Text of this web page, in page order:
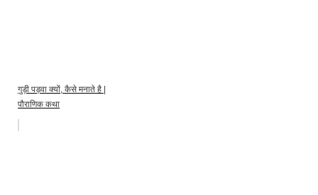
गुड़ी पड़वा क्यों, कैसे मनाते है |
पौराणिक कथा